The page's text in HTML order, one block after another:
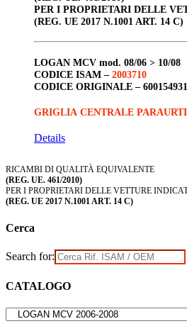
PER I PROPRIETARI DELLE
(REG. UE 2017 N.1001 ART. 14 C)
LOGAN MCV mod. 08/06 > 10/08
CODICE ISAM – 2003710
CODICE ORIGINALE –
GRIGLIA CENTRALE
Details
RICAMBI DI QUALITÀ EQUIVALENTE
(REG. UE. 461/2010)
PER I PROPRIETARI DELLE VETTURE
(REG. UE 2017 N.1001 ART. 14 C)
Cerca
Search for:
CATALOGO